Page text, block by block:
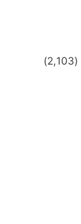
(2,103)